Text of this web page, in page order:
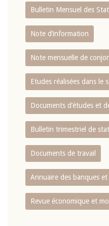
Bulletin Mensuel des
Note d’information
Note mensuelle de
Etudes réalisées dans le
Documents d’études et
Bulletin trimestriel de
Documents de travail
Annuaire des banques
Revue économique et